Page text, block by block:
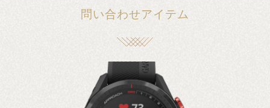
問い合わせアイテム